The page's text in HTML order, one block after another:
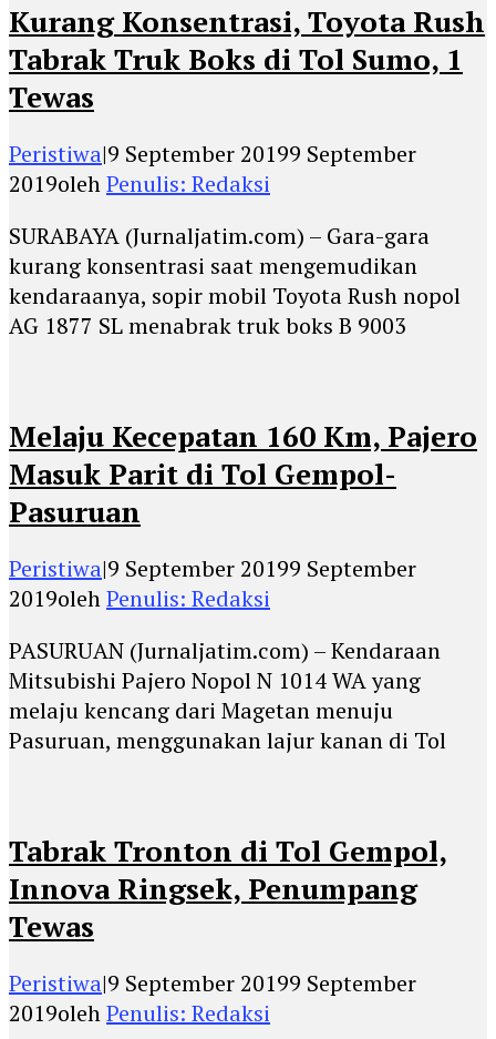
Kurang Konsentrasi, Toyota Rush
Tabrak Truk Boks di Tol Sumo, 1
Tewas
Peristiwa|9 September 20199 September
2019olehPenulis: Redaksi
SURABAYA (Jurnaljatim.com) – Gara-gara
kurang konsentrasi saat mengemudikan
kendaraanya, sopir mobil Toyota Rush nopol
AG 1877 SL menabrak truk boks B 9003
Melaju Kecepatan 160 Km, Pajero
Masuk Parit di Tol Gempol-
Pasuruan
Peristiwa|9 September 20199 September
2019olehPenulis: Redaksi
PASURUAN (Jurnaljatim.com) – Kendaraan
Mitsubishi Pajero Nopol N 1014 WA yang
melaju kencang dari Magetan menuju
Pasuruan, menggunakan lajur kanan di Tol
Tabrak Tronton di Tol Gempol,
Innova Ringsek, Penumpang
Tewas
Peristiwa|9 September 20199 September
2019olehPenulis: Redaksi